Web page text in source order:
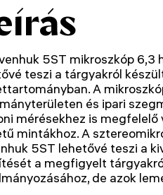
5ST mikroszkóp 6,3
teszi a tárgyakról
A
és ipari
mérésekhez is megfelelő
mintákhoz. A
5ST lehetővé teszi a
a megfigyelt
de azok